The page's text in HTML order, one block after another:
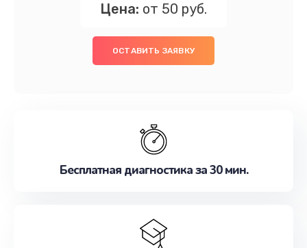
Цена: от 50 руб.
ОСТАВИТЬ ЗАЯВКУ
Бесплатная диагностика за 30 мин.